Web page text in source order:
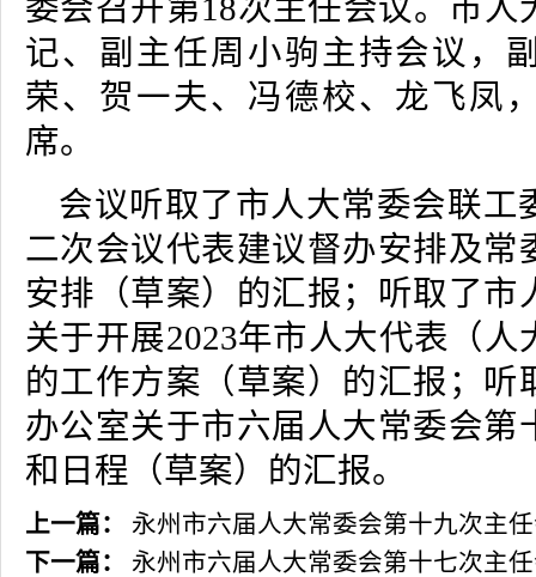
委会召开第18次主任会议。市人
记、副主任周小驹主持会议，
荣、贺一夫、冯德校、龙飞凤
席。
会议听取了市人大常委会联工
二次会议代表建议督办安排及常
安排（草案）的汇报；听取了市
关于开展2023年市人大代表（人
的工作方案（草案）的汇报；听
办公室关于市六届人大常委会第
和日程（草案）的汇报。
上一篇：
永州市六届人大常委会第十九次主
下一篇：
永州市六届人大常委会第十七次主